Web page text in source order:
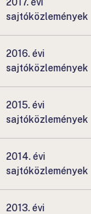
sajtóközlemények
2016. évi
sajtóközlemények
2015. évi
sajtóközlemények
2014. évi
sajtóközlemények
2013. évi